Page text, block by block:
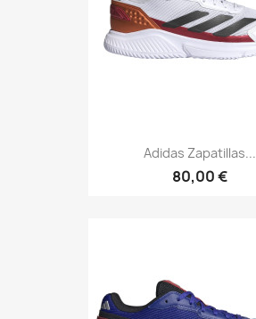
Adidas Zapatillas...
80,00 €